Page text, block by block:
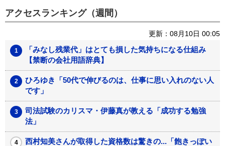
アクセスランキング（週間）
更新：08月10日 00:05
「みなし残業代」はとても損した気持ちになる仕組み
【禁断の会社用語辞典】
ひろゆき「50代で伸びるのは、仕事に思い入れのない人
です」
司法試験のカリスマ・伊藤真が教える「成功する勉強
法」
西村知美さんが取得した資格数は驚きの...「飽きっぽい